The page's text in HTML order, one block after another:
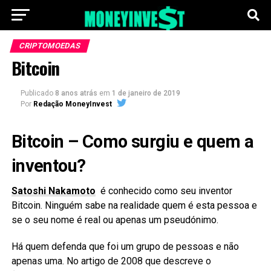
CRIPTOMOEDAS
Bitcoin
Publicado 8 anos atrás em 1 de janeiro de 2019
Por Redação MoneyInvest
Bitcoin – Como surgiu e quem a
inventou?
Satoshi Nakamoto é conhecido como seu inventor
Bitcoin. Ninguém sabe na realidade quem é esta pessoa e
se o seu nome é real ou apenas um pseudónimo.
Há quem defenda que foi um grupo de pessoas e não
apenas uma. No artigo de 2008 que descreve o